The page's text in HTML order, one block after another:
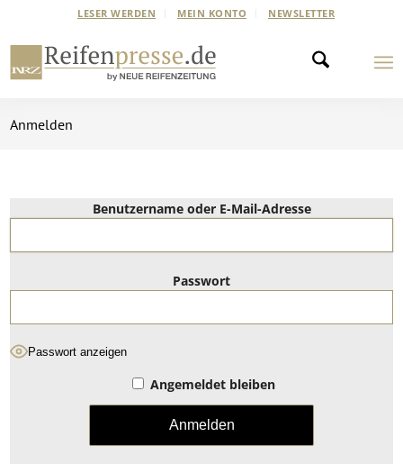
LESER WERDEN MEIN KONTO NEWSLETTER
Anmelden
Benutzername oder E-Mail-Adresse
Passwort
Passwort anzeigen
Angemeldet bleiben